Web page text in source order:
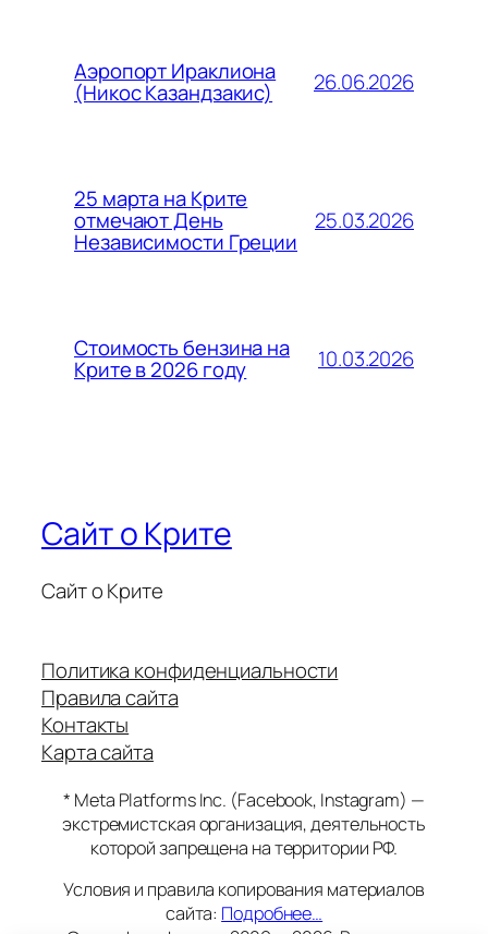
Аэропорт Ираклиона
(Никос Казандзакис) 26.06.2026
25 марта на Крите
отмечают День
Независимости Греции
25.03.2026
Стоимость бензина на
Крите в 2026 году 10.03.2026
Сайт о Крите
Сайт о Крите
Политика конфиденциальности
Правила сайта
Контакты
Карта сайта
* Meta Platforms Inc. (Facebook, Instagram) —
экстремистская организация, деятельность
которой запрещена на территории РФ.
Условия и правила копирования материалов
сайта: Подробнее…